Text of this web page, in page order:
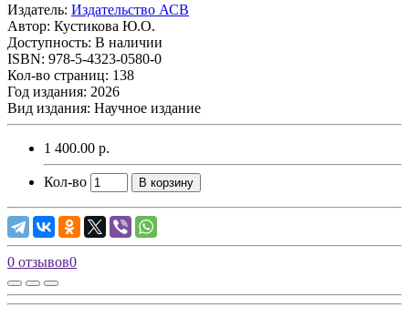
Издатель: Издательство АСВ
Автор: Кустикова Ю.О.
Доступность: В наличии
ISBN: 978-5-4323-0580-0
Кол-во страниц: 138
Год издания: 2026
Вид издания: Научное издание
1 400.00 р.
Кол-во В корзину
0 отзывов0